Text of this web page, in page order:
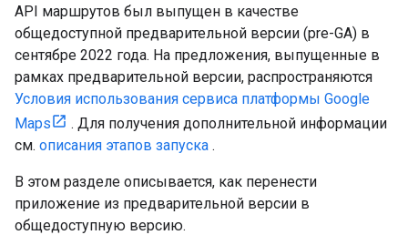
API маршрутов был выпущен в качестве
общедоступной предварительной версии (pre-GA) в
сентябре 2022 года. На предложения, выпущенные в
рамках предварительной версии, распространяются
Условия использования сервиса платформы Google
Maps
. Для получения дополнительной информации
см. описания этапов запуска .
В этом разделе описывается, как перенести
приложение из предварительной версии в
общедоступную версию.